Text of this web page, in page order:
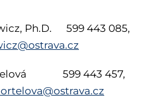
Ph.D. 599 443 085,
599 443 457,